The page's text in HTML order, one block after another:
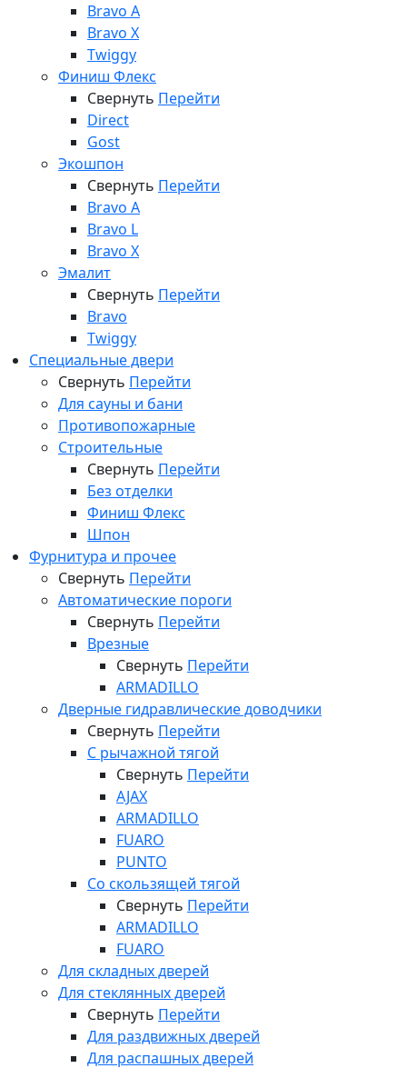
Bravo A
Bravo X
Twiggy
Финиш Флекс
Свернуть Перейти
Direct
Gost
Экошпон
Свернуть Перейти
Bravo A
Bravo L
Bravo X
Эмалит
Свернуть Перейти
Bravo
Twiggy
Специальные двери
Свернуть Перейти
Для сауны и бани
Противопожарные
Строительные
Свернуть Перейти
Без отделки
Финиш Флекс
Шпон
Фурнитура и прочее
Свернуть Перейти
Автоматические пороги
Свернуть Перейти
Врезные
Свернуть Перейти
ARMADILLO
Дверные гидравлические доводчики
Свернуть Перейти
С рычажной тягой
Свернуть Перейти
AJAX
ARMADILLO
FUARO
PUNTO
Со скользящей тягой
Свернуть Перейти
ARMADILLO
FUARO
Для складных дверей
Для стеклянных дверей
Свернуть Перейти
Для раздвижных дверей
Для распашных дверей